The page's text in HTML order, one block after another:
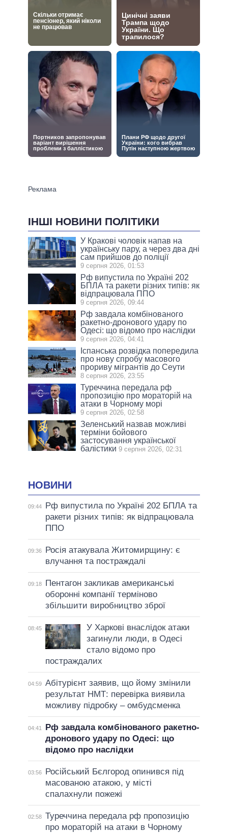
ІНШІ НОВИНИ ПОЛІТИКИ
У Кракові чоловік напав на
українську пару, а через два дні
сам прийшов до поліції
9 серпня 2026, 01:53
Рф випустила по Україні 202
БПЛА та ракети різних типів: як
відпрацювала ППО
9 серпня 2026, 09:44
Рф завдала комбінованого
ракетно-дронового удару по
Одесі: що відомо про наслідки
9 серпня 2026, 04:41
Іспанська розвідка попередила
про нову спробу масового
прориву мігрантів до Сеути
8 серпня 2026, 23:55
Туреччина передала рф
пропозицію про мораторій на
атаки в Чорному морі
9 серпня 2026, 02:58
Зеленський назвав можливі
терміни бойового
застосування української
балістики 9 серпня 2026, 02:31
НОВИНИ
09:44
Рф випустила по Україні 202 БПЛА та
ракети різних типів: як відпрацювала
ППО
09:36
Росія атакувала Житомирщину: є
влучання та постраждалі
09:18
Пентагон закликав американські
оборонні компанії терміново
збільшити виробництво зброї
08:45
У Харкові внаслідок атаки
загинули люди, в Одесі
стало відомо про
постраждалих
04:59 Абітурієнт заявив, що йому змінили
результат НМТ: перевірка виявила
можливу підробку – омбудсменка
04:41
Рф завдала комбінованого ракетно-
дронового удару по Одесі: що
відомо про наслідки
03:56
Російський Бєлгород опинився під
масованою атакою, у місті
спалахнули пожежі
02:58 Туреччина передала рф пропозицію
про мораторій на атаки в Чорному